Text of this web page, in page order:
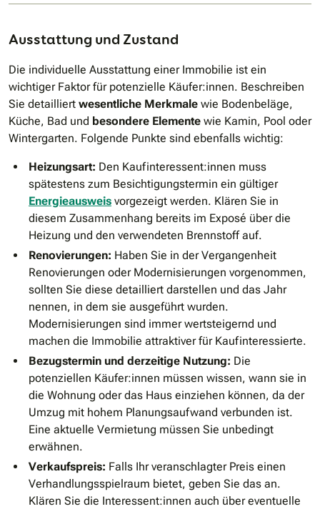
Ausstattung und Zustand
Die individuelle Ausstattung einer Immobilie ist ein
wichtiger Faktor für potenzielle Käufer:innen. Beschreiben
Sie detailliert wesentliche Merkmale wie Bodenbeläge,
Küche, Bad und besondere Elemente wie Kamin, Pool oder
Wintergarten. Folgende Punkte sind ebenfalls wichtig:
Heizungsart: Den Kaufinteressent:innen muss
spätestens zum Besichtigungstermin ein gültiger
Energieausweis vorgezeigt werden. Klären Sie in
diesem Zusammenhang bereits im Exposé über die
Heizung und den verwendeten Brennstoff auf.
Renovierungen: Haben Sie in der Vergangenheit
Renovierungen oder Modernisierungen vorgenommen,
sollten Sie diese detailliert darstellen und das Jahr
nennen, in dem sie ausgeführt wurden.
Modernisierungen sind immer wertsteigernd und
machen die Immobilie attraktiver für Kaufinteressierte.
Bezugstermin und derzeitige Nutzung: Die
potenziellen Käufer:innen müssen wissen, wann sie in
die Wohnung oder das Haus einziehen können, da der
Umzug mit hohem Planungsaufwand verbunden ist.
Eine aktuelle Vermietung müssen Sie unbedingt
erwähnen.
Verkaufspreis: Falls Ihr veranschlagter Preis einen
Verhandlungsspielraum bietet, geben Sie das an.
Klären Sie die Interessent:innen auch über eventuelle